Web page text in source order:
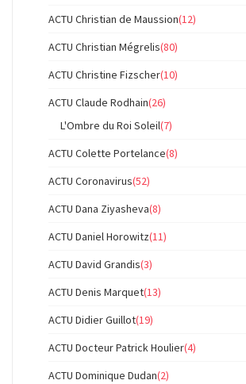
ACTU Christian de Maussion(12)
ACTU Christian Mégrelis(80)
ACTU Christine Fizscher(10)
ACTU Claude Rodhain(26)
L'Ombre du Roi Soleil(7)
ACTU Colette Portelance(8)
ACTU Coronavirus(52)
ACTU Dana Ziyasheva(8)
ACTU Daniel Horowitz(11)
ACTU David Grandis(3)
ACTU Denis Marquet(13)
ACTU Didier Guillot(19)
ACTU Docteur Patrick Houlier(4)
ACTU Dominique Dudan(2)